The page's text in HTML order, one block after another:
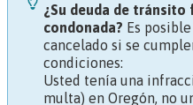
¿Su deuda de tránsito
condonada? Es
cancelado si se
condiciones:
Usted tenía una
multa) en Oregón, no